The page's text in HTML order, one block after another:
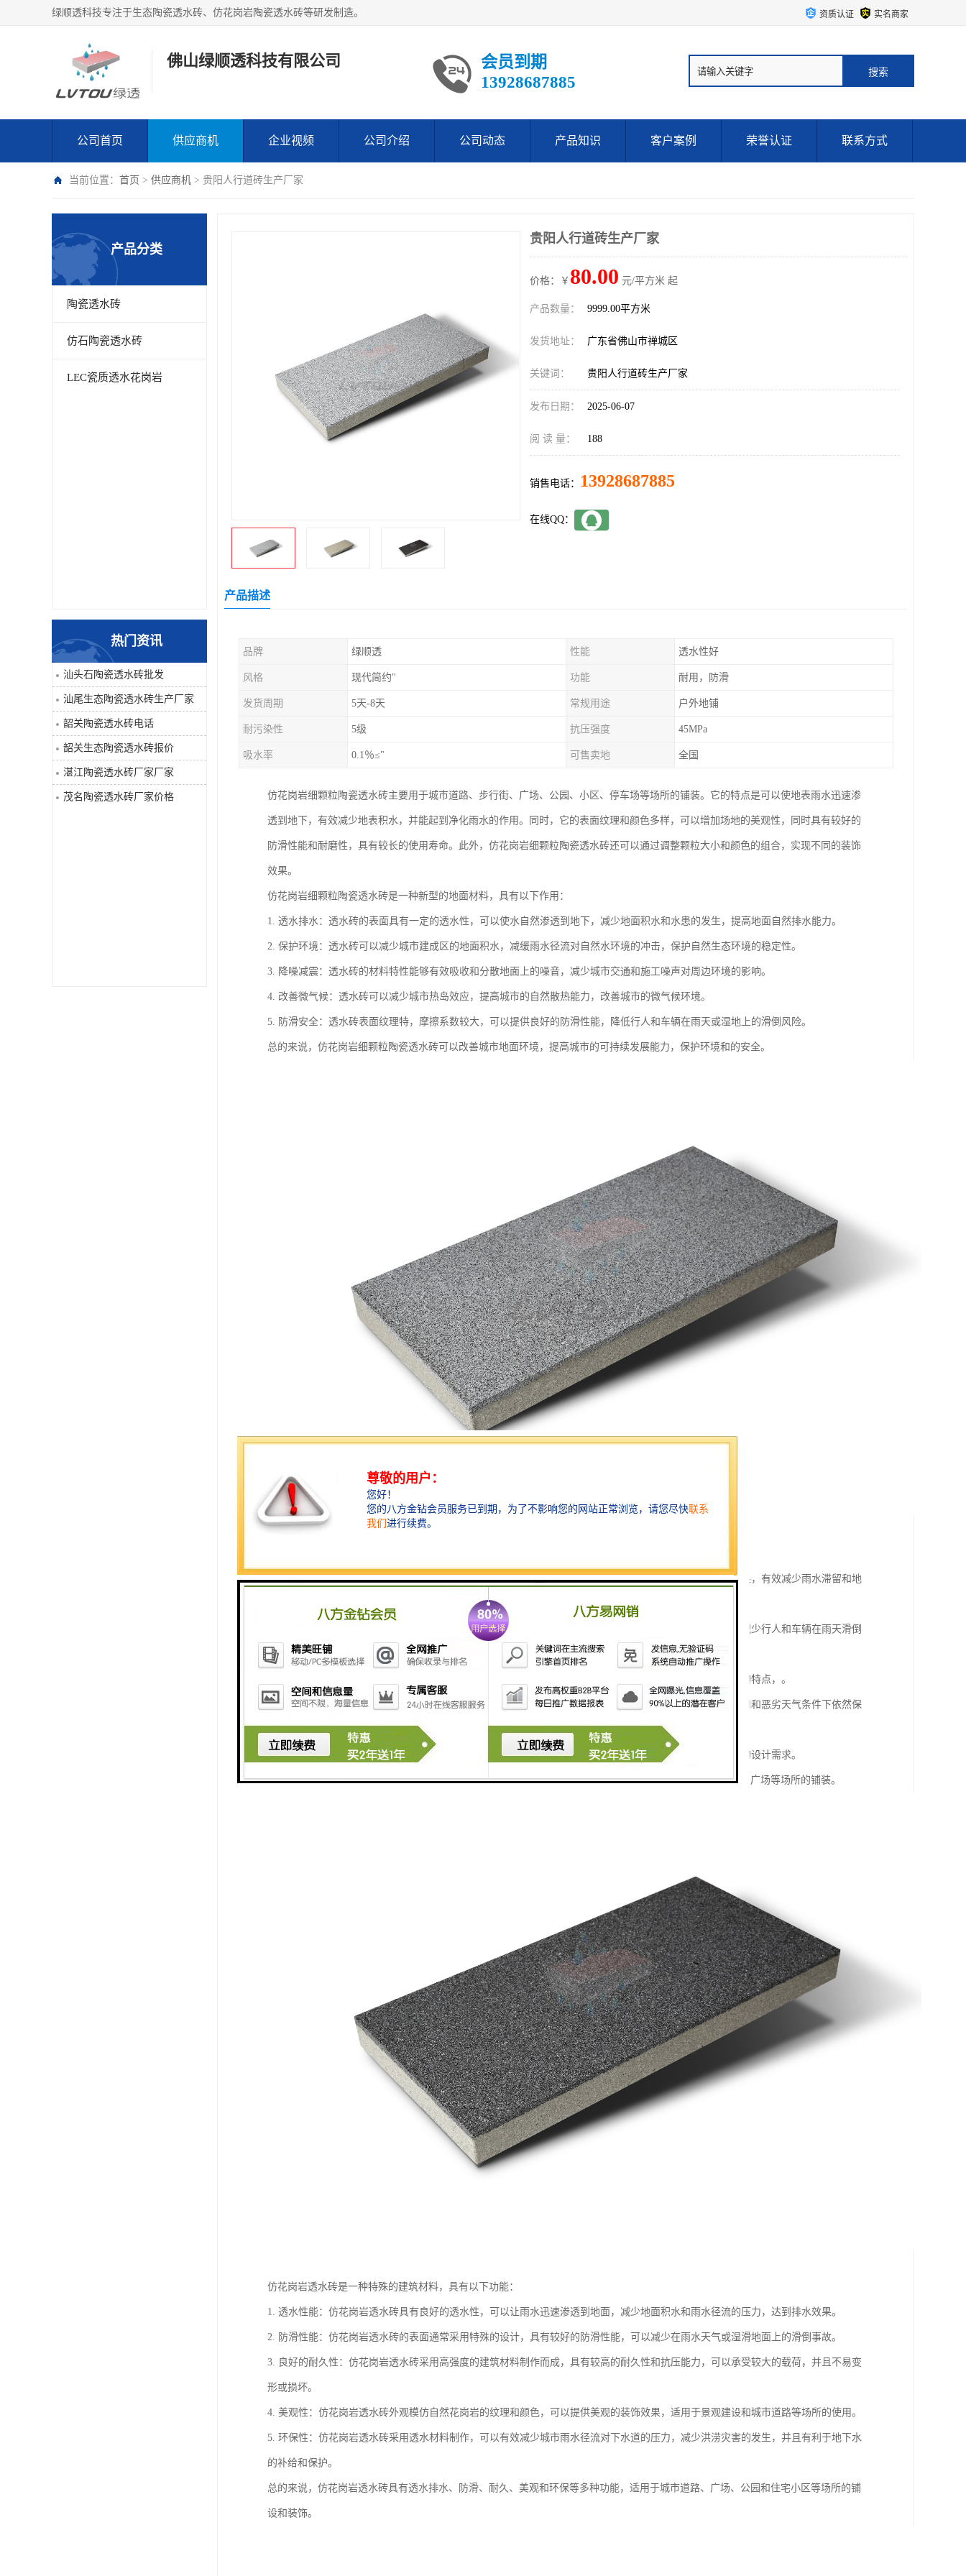
绿顺透科技专注于生态陶瓷透水砖、仿花岗岩陶瓷透水砖等研发制造。 资质认证 实名商家
佛山绿顺透科技有限公司
会员到期
13928687885
公司首页 供应商机 企业视频 公司介绍 公司动态 产品知识 客户案例 荣誉认证 联系方式
当前位置： 首页 > 供应商机 > 贵阳人行道砖生产厂家
产品分类
陶瓷透水砖
仿石陶瓷透水砖
LEC瓷质透水花岗岩
热门资讯
汕头石陶瓷透水砖批发
汕尾生态陶瓷透水砖生产厂家
韶关陶瓷透水砖电话
韶关生态陶瓷透水砖报价
湛江陶瓷透水砖厂家厂家
茂名陶瓷透水砖厂家价格
贵阳人行道砖生产厂家
价格：￥ 80.00 元/平方米 起
产品数量： 9999.00平方米
发货地址： 广东省佛山市禅城区
关键词： 贵阳人行道砖生产厂家
发布日期： 2025-06-07
阅 读 量： 188
销售电话： 13928687885
在线QQ：
产品描述
品牌 绿顺透 性能 透水性好
风格 现代简约" 功能 耐用，防滑
发货周期 5天-8天 常规用途 户外地铺
耐污染性 5级 抗压强度 45MPa
吸水率 0.1％≤" 可售卖地 全国
仿花岗岩细颗粒陶瓷透水砖主要用于城市道路、步行街、广场、公园、小区、停车场等场所的铺装。它的特点是可以使地表雨水迅速渗
透到地下，有效减少地表积水，并能起到净化雨水的作用。同时，它的表面纹理和颜色多样，可以增加场地的美观性，同时具有较好的
防滑性能和耐磨性，具有较长的使用寿命。此外，仿花岗岩细颗粒陶瓷透水砖还可以通过调整颗粒大小和颜色的组合，实现不同的装饰
效果。
仿花岗岩细颗粒陶瓷透水砖是一种新型的地面材料，具有以下作用：
1. 透水排水：透水砖的表面具有一定的透水性，可以使水自然渗透到地下，减少地面积水和水患的发生，提高地面自然排水能力。
2. 保护环境：透水砖可以减少城市建成区的地面积水，减缓雨水径流对自然水环境的冲击，保护自然生态环境的稳定性。
3. 降噪减震：透水砖的材料特性能够有效吸收和分散地面上的噪音，减少城市交通和施工噪声对周边环境的影响。
4. 改善微气候：透水砖可以减少城市热岛效应，提高城市的自然散热能力，改善城市的微气候环境。
5. 防滑安全：透水砖表面纹理特，摩擦系数较大，可以提供良好的防滑性能，降低行人和车辆在雨天或湿地上的滑倒风险。
总的来说，仿花岗岩细颗粒陶瓷透水砖可以改善城市地面环境，提高城市的可持续发展能力，保护环境和的安全。
1. 透水性能：仿石透水砖的表面设计为多孔结构，可以通过透水孔使水分迅速渗透并排水，达到透水排水效果，有效减少雨水滞留和地
2. 防滑性能：仿石透水砖表面的凹凸设计和多孔结构，增加了摩擦力，使得砖面具有良好的防滑性能，可以减少行人和车辆在雨天滑倒
的风险。
3. 环保性能：仿石透水砖采用矿渣、废石、再生骨料等废弃建筑材料加工而成，具有循环利用和可持续发展的特点，。
4. 耐久性：仿石透水砖采用特殊工艺和高强度材料制作而成，具有较高的耐久性和抗压能力，在经受长期使用和恶劣天气条件下依然保
持稳定。
5. 外观效果：仿石透水砖外观仿石材质感，可以选择多种颜色和纹理，具有较好的装饰效果，能够满足不同的设计需求。
总的来说，仿石透水砖是一种具有透水、防滑、环保、耐久和美观等特点的砖材，适用于城市道路、停车场、广场等场所的铺装。
仿花岗岩透水砖是一种特殊的建筑材料，具有以下功能：
1. 透水性能：仿花岗岩透水砖具有良好的透水性，可以让雨水迅速渗透到地面，减少地面积水和雨水径流的压力，达到排水效果。
2. 防滑性能：仿花岗岩透水砖的表面通常采用特殊的设计，具有较好的防滑性能，可以减少在雨水天气或湿滑地面上的滑倒事故。
3. 良好的耐久性：仿花岗岩透水砖采用高强度的建筑材料制作而成，具有较高的耐久性和抗压能力，可以承受较大的载荷，并且不易变
形或损坏。
4. 美观性：仿花岗岩透水砖外观模仿自然花岗岩的纹理和颜色，可以提供美观的装饰效果，适用于景观建设和城市道路等场所的使用。
5. 环保性：仿花岗岩透水砖采用透水材料制作，可以有效减少城市雨水径流对下水道的压力，减少洪涝灾害的发生，并且有利于地下水
的补给和保护。
总的来说，仿花岗岩透水砖具有透水排水、防滑、耐久、美观和环保等多种功能，适用于城市道路、广场、公园和住宅小区等场所的铺
设和装饰。